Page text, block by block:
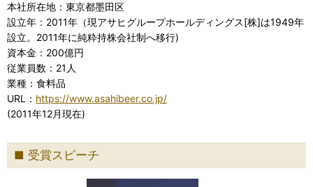
本社所在地：東京都墨田区
設立年：2011年（現アサヒグループホールディングス[株]は1949年
設立。2011年に純粋持株会社制へ移行)
資本金：200億円
従業員数：21人
業種：食料品
URL： https://www.asahibeer.co.jp/
(2011年12月現在)
受賞スピーチ